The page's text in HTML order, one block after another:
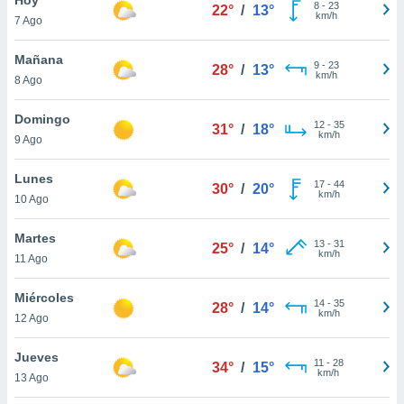
en
más
nuestra
de
cookies
aceptar
7 Ago
22° / 13° 8- 23
km/h
Mañana
8 Ago
28° / 13° 9- 23
km/h
Domingo
9 Ago
31° / 18° 12- 35
km/h
Lunes
10 Ago
30° / 20° 17- 44
km/h
Martes
11 Ago
25° / 14° 13- 31
km/h
Miércoles
12 Ago
28° / 14° 14- 35
km/h
Jueves
13 Ago
34° / 15° 11 - 28
km/h